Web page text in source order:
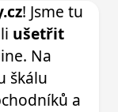
! Jsme tu
ušetřit
Na
škálu
a